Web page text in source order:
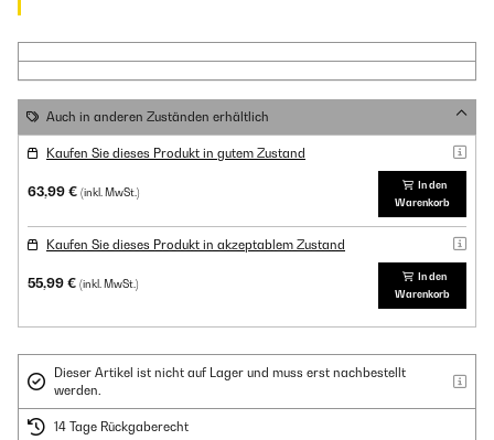
Auch in anderen Zuständen erhältlich
Kaufen Sie dieses Produkt in gutem Zustand
63,99 € (inkl. MwSt.)
In den
Warenkorb
Kaufen Sie dieses Produkt in akzeptablem Zustand
55,99 € (inkl. MwSt.)
In den
Warenkorb
Dieser Artikel ist nicht auf Lager und muss erst nachbestellt
werden.
14 Tage Rückgaberecht